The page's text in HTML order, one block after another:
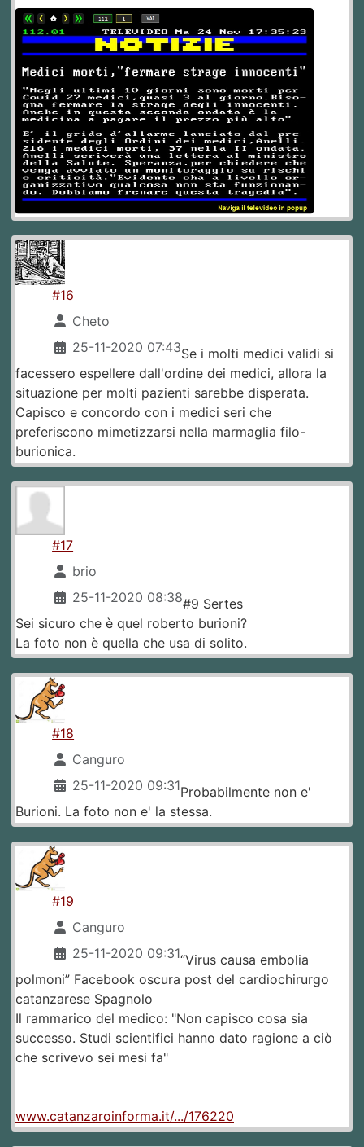
#16
Cheto
25-11-2020 07:43Se i molti medici validi si
facessero espellere dall'ordine dei medici, allora la
situazione per molti pazienti sarebbe disperata.
Capisco e concordo con i medici seri che
preferiscono mimetizzarsi nella marmaglia filo-
burionica.
#17
brio
25-11-2020 08:38#9 Sertes
Sei sicuro che è quel roberto burioni?
La foto non è quella che usa di solito.
#18
Canguro
25-11-2020 09:31Probabilmente non e'
Burioni. La foto non e' la stessa.
#19
Canguro
25-11-2020 09:31“Virus causa embolia
polmoni” Facebook oscura post del cardiochirurgo
catanzarese Spagnolo
Il rammarico del medico: "Non capisco cosa sia
successo. Studi scientifici hanno dato ragione a ciò
che scrivevo sei mesi fa"
www.catanzaroinforma.it/.../176220